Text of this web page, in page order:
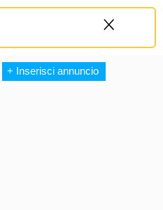
+
+ Inserisci annuncio